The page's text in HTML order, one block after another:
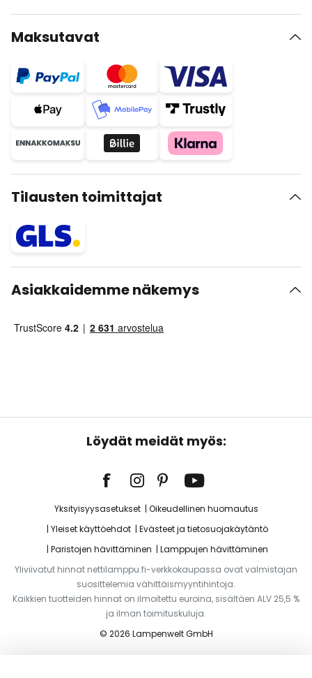
Maksutavat
Tilausten toimittajat
Asiakkaidemme näkemys
Löydät meidät myös:
Yksityisyysasetukset
Oikeudellinen huomautus
Yleiset käyttöehdot
Evästeet ja tietosuojakäytäntö
Paristojen hävittäminen
Lamppujen hävittäminen
Yliviivatut hinnat nettilamppu.fi-verkkokaupassa ovat valmistajan
suosittelemia vähittäismyyntihintoja.
Kaikkien tuotteiden hinnat on ilmoitettu euroina, sisältäen ALV 25,5 %
ja ilman toimituskuluja.
© 2026 Lampenwelt GmbH